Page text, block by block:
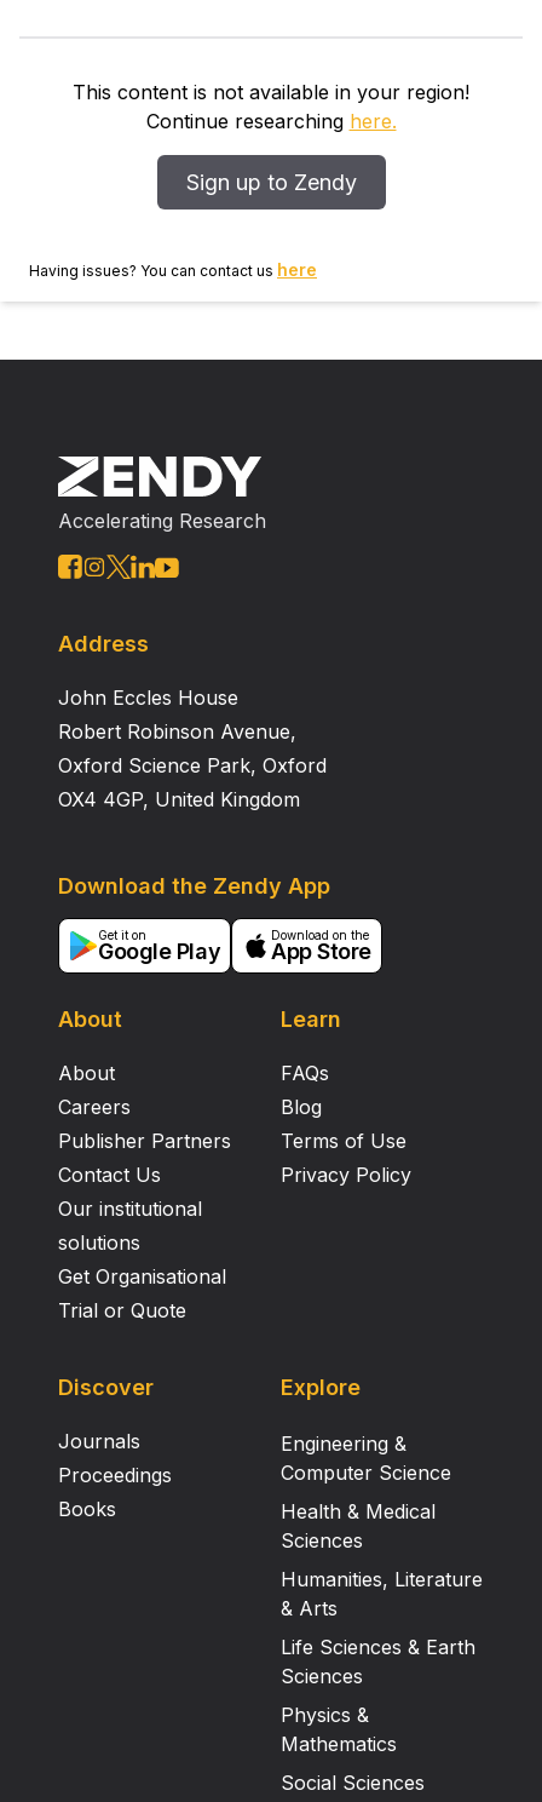
unvollständig. Jetzt wiesen Forscher zum ersten Mal
Wassermoleküle selbst Wasserstoffbrückenbindungen
ausbilden – als Wasserstoffdonor.
This content is not available in your region!
Continue researching here.
Sign up to Zendy
Having issues? You can contact us here
Accelerating Research
Address
John Eccles House
Robert Robinson Avenue,
Oxford Science Park, Oxford
OX4 4GP, United Kingdom
About
About
Careers
Publisher Partners
Contact Us
Our institutional
solutions
Get Organisational
Trial or Quote
Learn
FAQs
Blog
Terms of Use
Privacy Policy
Download the Zendy App
Get it on
Google Play
Download on the
App Store
Discover
Journals
Proceedings
Books
Explore
Engineering &
Computer Science
Health & Medical
Sciences
Humanities, Literature
& Arts
Life Sciences & Earth
Sciences
Physics &
Mathematics
Social Sciences